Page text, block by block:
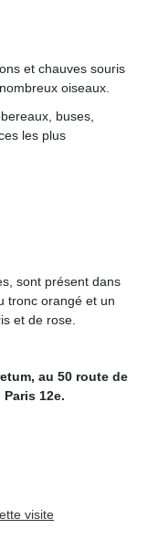
et chauves souris
oiseaux.
buses,
les plus
sont présent dans
tronc orangé et un
et de rose.
au 50 route de
12e.
visite